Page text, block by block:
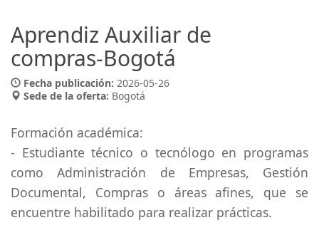
Aprendiz Auxiliar de
compras-Bogotá
Fecha publicación: 2026-05-26
Sede de la oferta: Bogotá
Formación académica:
- Estudiante técnico o tecnólogo en programas
como Administración de Empresas, Gestión
Documental, Compras o áreas afines, que se
encuentre habilitado para realizar prácticas.